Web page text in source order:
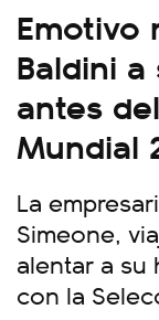
Emotivo
Baldini
antes
Mundial
La
Simeone,
alentar a su
con la